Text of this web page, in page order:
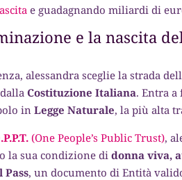
e guadagnando miliardi di
e la nascita
alessandra sceglie la strada
dallaCostituzione Italiana. Entra
inLegge Naturale, la più alta
(One People’s Public Trust),
la sua condizione didonna viva,
Pass, un documento di Entità